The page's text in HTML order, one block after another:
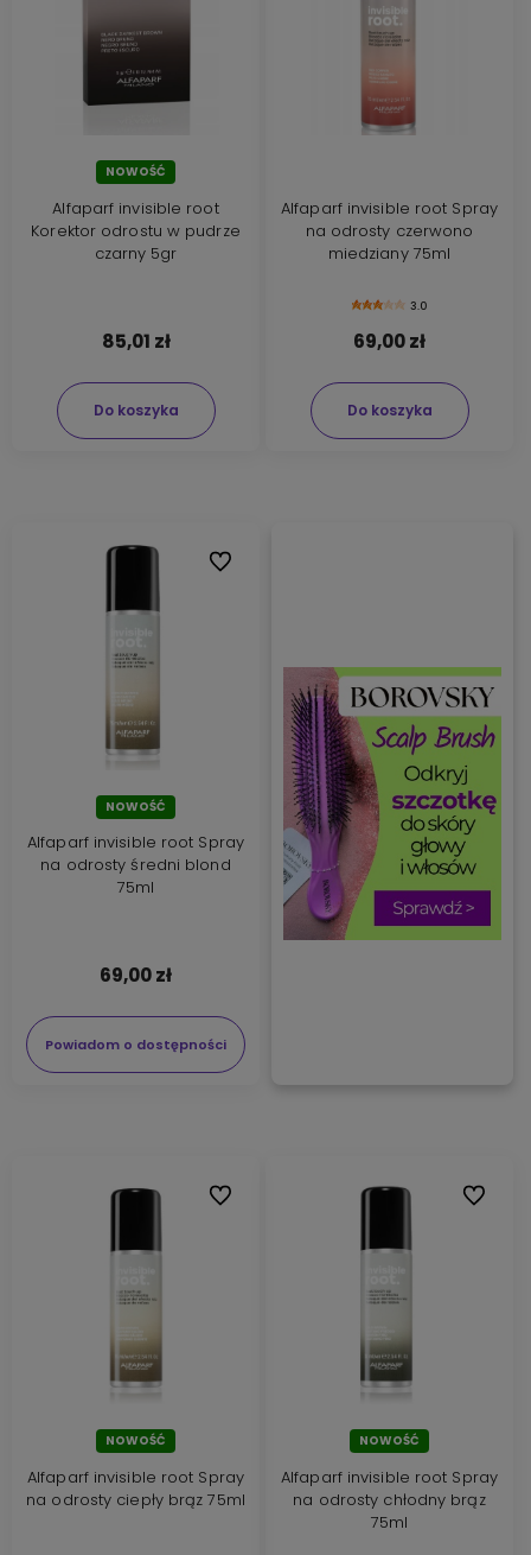
NOWOŚĆ
Alfaparf invisible root
Korektor odrostu w pudrze
czarny 5gr
85,01 zł
Do koszyka
Alfaparf invisible root Spray
na odrosty czerwono
miedziany 75ml
3.0
69,00 zł
Do koszyka
NOWOŚĆ
Alfaparf invisible root Spray
na odrosty średni blond
75ml
69,00 zł
Powiadom o dostępności
Do ulubionych
NOWOŚĆ
Alfaparf invisible root Spray
na odrosty ciepły brąz 75ml
Do ulubionych
NOWOŚĆ
Alfaparf invisible root Spray
na odrosty chłodny brąz
75ml
Do